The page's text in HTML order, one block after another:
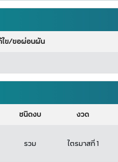
ไข/ขอผ่อนผัน
ชนิดงบ งวด
รวม ไตรมาสที่ 1